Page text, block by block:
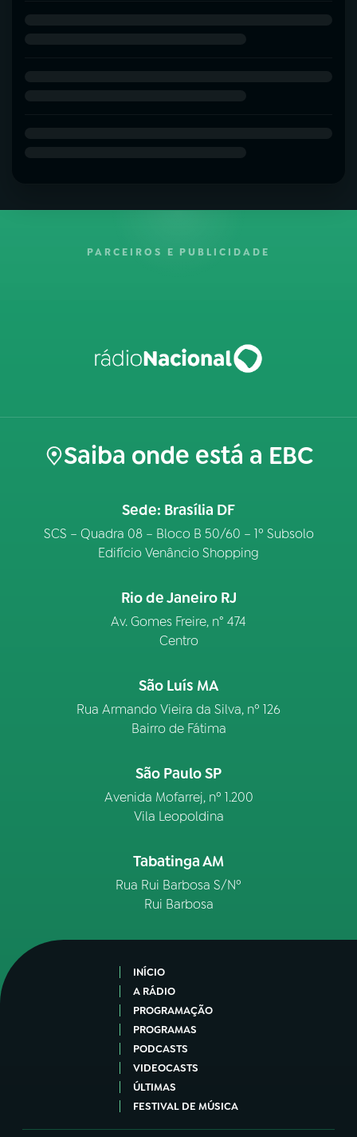
PARCEIROS E PUBLICIDADE
Saiba onde está a EBC
Sede: Brasília DF
SCS – Quadra 08 – Bloco B 50/60 – 1º Subsolo
Edifício Venâncio Shopping
Rio de Janeiro RJ
Av. Gomes Freire, n° 474
Centro
São Luís MA
Rua Armando Vieira da Silva, nº 126
Bairro de Fátima
São Paulo SP
Avenida Mofarrej, nº 1.200
Vila Leopoldina
Tabatinga AM
Rua Rui Barbosa S/Nº
Rui Barbosa
INÍCIO
A RÁDIO
PROGRAMAÇÃO
PROGRAMAS
PODCASTS
VIDEOCASTS
ÚLTIMAS
FESTIVAL DE MÚSICA